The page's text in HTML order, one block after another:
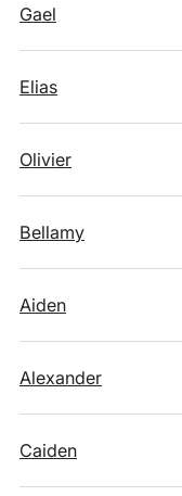
Gael
Elias
Olivier
Bellamy
Aiden
Alexander
Caiden